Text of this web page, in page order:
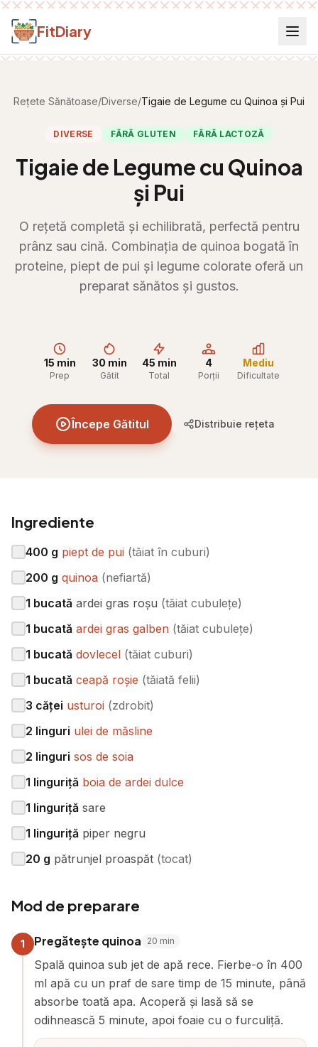
Salt la conținut
FitDiary
Rețete Sănătoase/Diverse/Tigaie de Legume cu Quinoa și Pui
DIVERSE FĂRĂ GLUTEN FĂRĂ LACTOZĂ
Tigaie de Legume cu Quinoa
și Pui
O rețetă completă și echilibrată, perfectă pentru
prânz sau cină. Combinația de quinoa bogată în
proteine, piept de pui și legume colorate oferă un
preparat sănătos și gustos.
15 min
Prep
30 min
Gătit
45 min
Total
4
Porții
Mediu
Dificultate
Începe Gătitul Distribuie rețeta
Ingrediente
400 g piept de pui (tăiat în cuburi)
200 g quinoa (nefiartă)
1 bucată ardei gras roșu (tăiat cubulețe)
1 bucată ardei gras galben (tăiat cubulețe)
1 bucată dovlecel (tăiat cuburi)
1 bucată ceapă roșie (tăiată felii)
3 căței usturoi (zdrobit)
2 linguri ulei de măsline
2 linguri sos de soia
1 linguriță boia de ardei dulce
1 linguriță sare
1 linguriță piper negru
20 g pătrunjel proaspăt (tocat)
Mod de preparare
1 Pregătește quinoa 20 min
Spală quinoa sub jet de apă rece. Fierbe-o în 400
ml apă cu un praf de sare timp de 15 minute, până
absorbe toată apa. Acoperă și lasă să se
odihnească 5 minute, apoi foaie cu o furculiță.